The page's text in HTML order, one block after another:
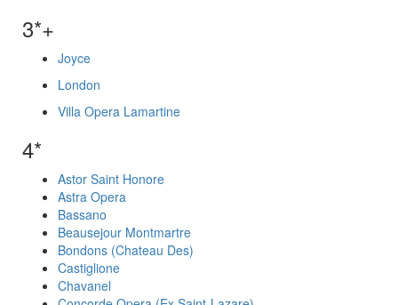
3*+
Joyce
London
Villa Opera Lamartine
4*
Astor Saint Honore
Astra Opera
Bassano
Beausejour Montmartre
Bondons (Chateau Des)
Castiglione
Chavanel